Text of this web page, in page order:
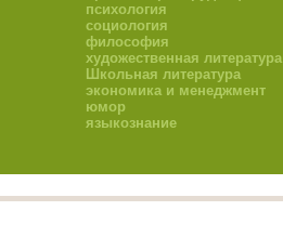
психология
социология
философия
художественная литература
Школьная литература
экономика и менеджмент
юмор
языкознание